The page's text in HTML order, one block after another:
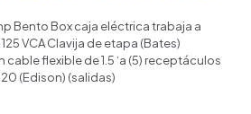
Bento Box caja eléctrica trabaja a
125 VCA Clavija de etapa (Bates)
cable flexible de 1.5 ‘a (5) receptáculos
(Edison) (salidas)